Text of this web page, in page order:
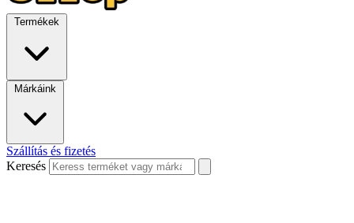
Termékek
Márkáink
Szállítás és fizetés
Keresés